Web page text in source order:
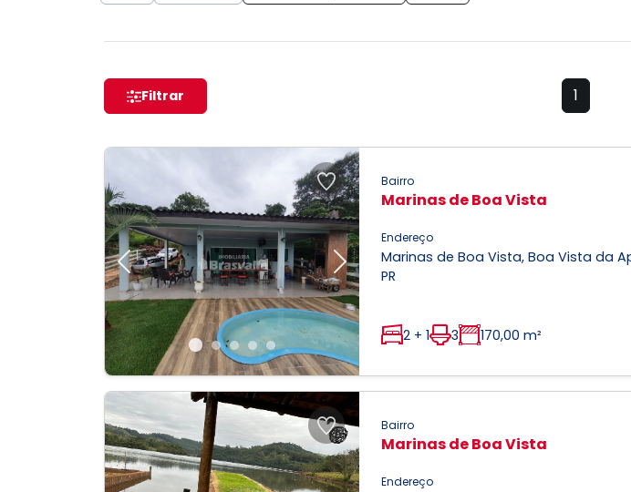
Filtrar 1
Previous Next
Bairro
Marinas de Boa Vista
Endereço
Marinas de Boa Vista, Boa Vista da
PR
2 + 1 3 170,00 m²
Bairro
Marinas de Boa Vista
Endereço